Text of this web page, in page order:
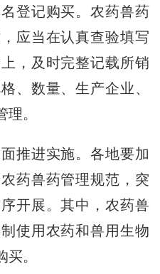
登记购买。农药兽药
应当在认真查验填写
，及时完整记载所销
、数量、生产企业、
。
推进实施。各地要加
药兽药管理规范，突
开展。其中，农药兽
使用农药和兽用生物
。